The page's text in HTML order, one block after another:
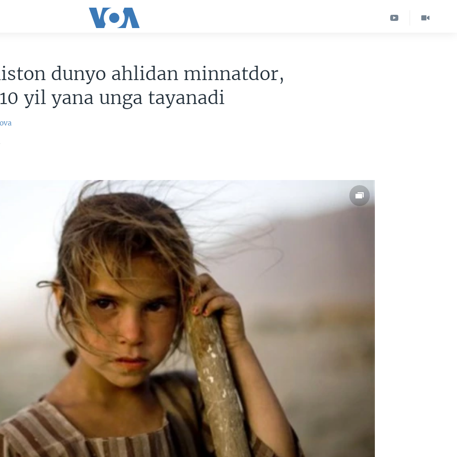
dunyo ahlidan minnatdor,
yil yana unga tayanadi